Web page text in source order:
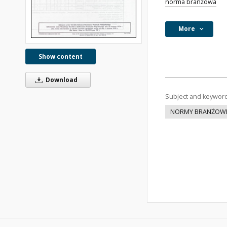
Show content
Download
norma branżowa
More
Subject and
NORMY